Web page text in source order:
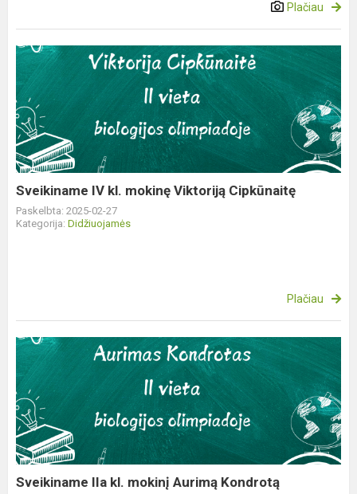
Plačiau
Sveikiname
kl.
mokinę
Viktoriją
Cipkūnaitę
Sveikiname IV kl. mokinę Viktoriją Cipkūnaitę
Paskelbta: 2025-02-27
Kategorija: Didžiuojamės
Plačiau
Sveikiname
IIa
kl.
mokinį
Aurimą
Kondrotą
Sveikiname IIa kl. mokinį Aurimą Kondrotą